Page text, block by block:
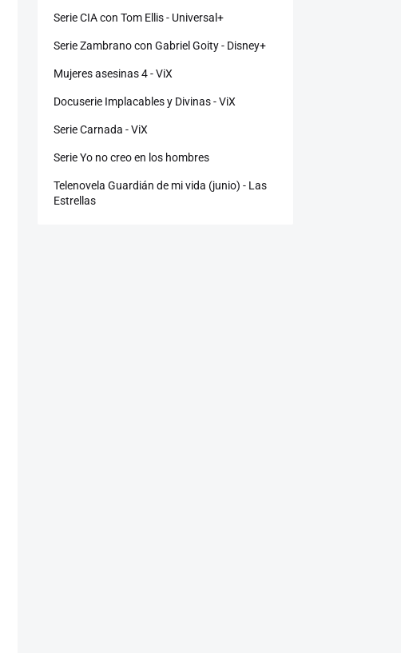
Serie CIA con Tom Ellis - Universal+
Serie Zambrano con Gabriel Goity - Disney+
Mujeres asesinas 4 - ViX
Docuserie Implacables y Divinas - ViX
Serie Carnada - ViX
Serie Yo no creo en los hombres
Telenovela Guardián de mi vida (junio) - Las
Estrellas